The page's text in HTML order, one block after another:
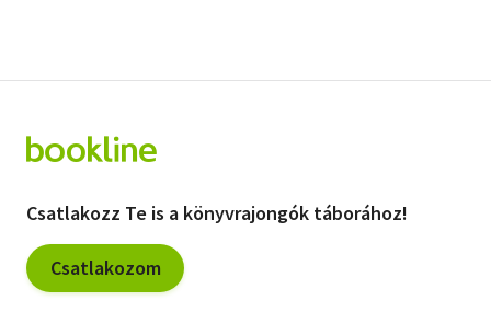
Csatlakozz Te is a könyvrajongók táborához!
Csatlakozom